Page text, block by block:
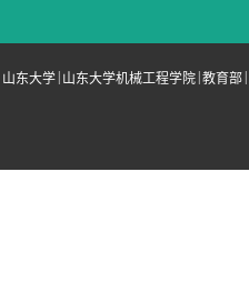
山东大学 | 山东大学机械工程学院 |教育部 |